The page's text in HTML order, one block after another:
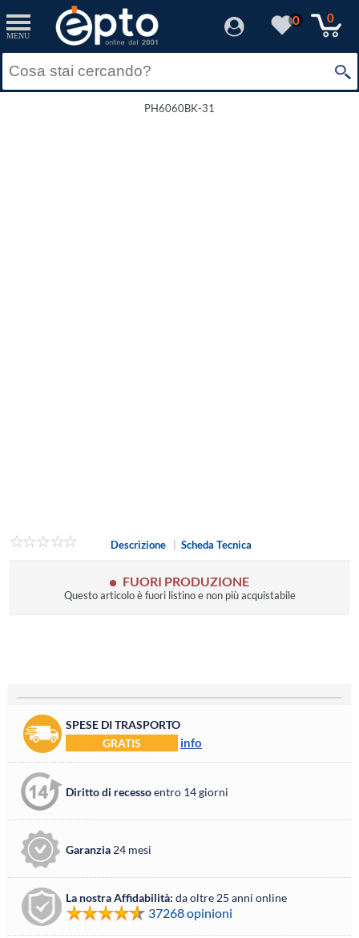
MENU
0 0
PH6060BK-31
Descrizione Scheda Tecnica
FUORI PRODUZIONE
Questo articolo è fuori listino e non più acquistabile
SPESE DI TRASPORTO
GRATIS
info
Diritto di recessoentro 14 giorni
Garanzia 24 mesi
La nostra Affidabilità: da oltre 25 anni online
37268 opinioni